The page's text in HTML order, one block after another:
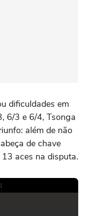
dificuldades em
6/3 e 6/4, Tsonga
além de não
de chave
aces na disputa.